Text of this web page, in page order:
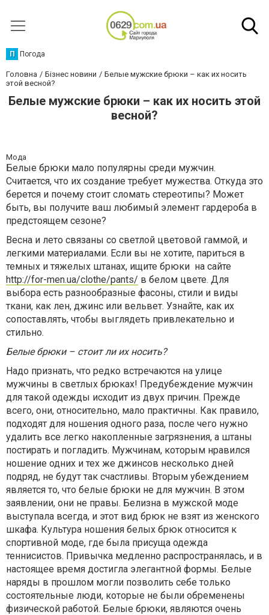
П Погода
Головна Бізнес новини
Белые мужские брюки – как их носить
этой весной?
Белые мужские брюки – как их носить этой
весной?
Мода
Белые брюки мало популярны среди мужчин.
Считается, что их создание требует мужества. Откуда это
берется и почему стоит сломать стереотипы? Может
быть, вы получите ваш любимый элемент гардероба в
предстоящем сезоне?
Весна и лето связаны со светлой цветовой гаммой, и
легкими материалами. Если вы не хотите, париться в
темных и тяжелых штанах, ищите брюки на сайте
http://for-men.ua/clothe/pants/ в белом цвете. Для
выбора есть разнообразные фасоны, стили и виды
ткани, как лен, джинс или вельвет. Узнайте, как их
сопоставлять, чтобы выглядеть привлекательно и
стильно.
Белые брюки – стоит ли их носить?
Надо признать, что редко встречаются на улице
мужчины в светлых брюках! Предубеждение мужчин
для такой одежды исходит из двух причин. Прежде
всего, они, относительно, мало практичны. Как правило,
подходят для ношения одного раза, после чего нужно
удалить все легко накопленные загрязнения, а штаны
постирать и погладить. Мужчинам, которым нравился
ношение одних и тех же джинсов несколько дней
подряд, не будут так счастливы. Вторым убеждением
является то, что белые брюки не для мужчин. В этом
заявлении, они не правы. Белизна в мужской моде
выступала всегда, и этот вид брюк не взят из женского
шкафа. Культура ношения белых брюк относится к
спортивной моде, где была присуща одежда
теннисистов. Привычка медленно распространялась, и в
настоящее время достигла элегантной формы. Белые
наряды в прошлом могли позволить себе только
состоятельные люди, которые не были обременены
физической работой. Белые брюки, являются очень